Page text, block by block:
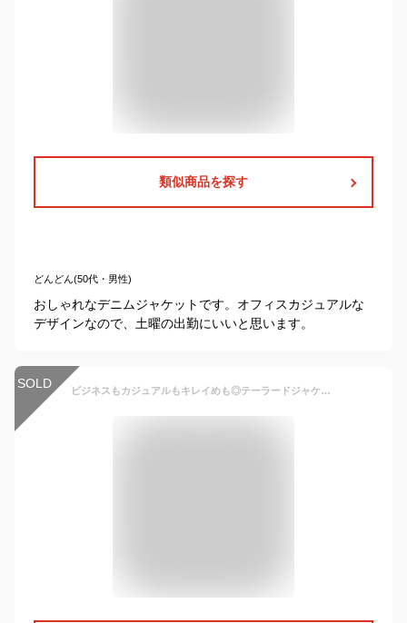
類似商品を探す
どんどん(50代・男性)
おしゃれなデニムジャケットです。オフィスカジュアルな
デザインなので、土曜の出勤にいいと思います。
SOLD ビジネスもカジュアルもキレイめも◎テーラードジャケット メンズ ジャケット メンズジャケット スーツジャケット 紳士 アウター コート 結婚式 テーラード 細身 スリム 上品